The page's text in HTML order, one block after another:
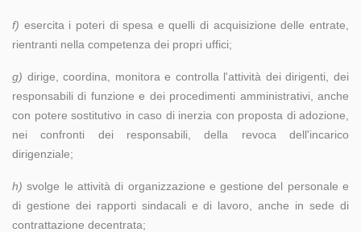
f) esercita i poteri di spesa e quelli di acquisizione delle entrate,
rientranti nella competenza dei propri uffici;
g) dirige, coordina, monitora e controlla l'attività dei dirigenti, dei
responsabili di funzione e dei procedimenti amministrativi, anche
con potere sostitutivo in caso di inerzia con proposta di adozione,
nei confronti dei responsabili, della revoca dell'incarico
dirigenziale;
h) svolge le attività di organizzazione e gestione del personale e
di gestione dei rapporti sindacali e di lavoro, anche in sede di
contrattazione decentrata;